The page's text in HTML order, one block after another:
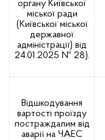
органу Київської
міської ради
(Київської міської
державної
адміністрації) від
24.01.2025 № 28).
Відшкодування
вартості проїзду
постраждалим від
аварії на ЧАЕС